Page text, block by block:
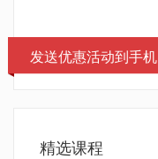
发送优惠活动到手机
精选课程